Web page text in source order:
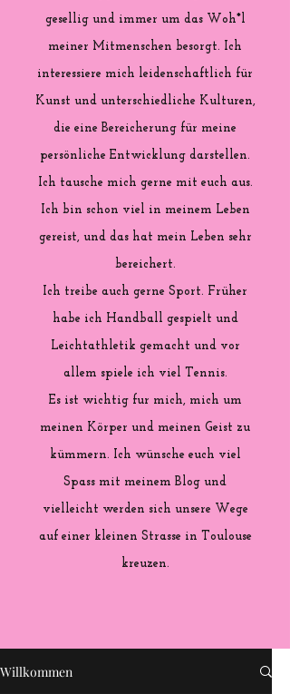
gesellig und immer um das Woh*l
meiner Mitmenschen besorgt. Ich
interessiere mich leidenschaftlich für
Kunst und unterschiedliche Kulturen,
die eine Bereicherung für meine
persönliche Entwicklung darstellen.
Ich tausche mich gerne mit euch aus.
Ich bin schon viel in meinem Leben
gereist, und das hat mein Leben sehr
bereichert.
Ich treibe auch gerne Sport. Früher
habe ich Handball gespielt und
Leichtathletik gemacht und vor
allem spiele ich viel Tennis.
Es ist wichtig fur mich, mich um
meinen Körper und meinen Geist zu
kümmern. Ich wünsche euch viel
Spass mit meinem Blog und
vielleicht werden sich unsere Wege
auf einer kleinen Strasse in Toulouse
kreuzen.
Willkommen